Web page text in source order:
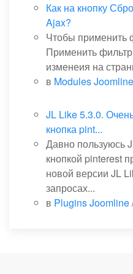
Как на кнопку
Ajax?
Чтобы
Применить
изменеия на
в Modules Joomline
JL Like 5.3.0.
кнопка pint...
Давно пользуюсь
кнопкой pinterest
новой версии JL
запросах...
в Plugins Joomline